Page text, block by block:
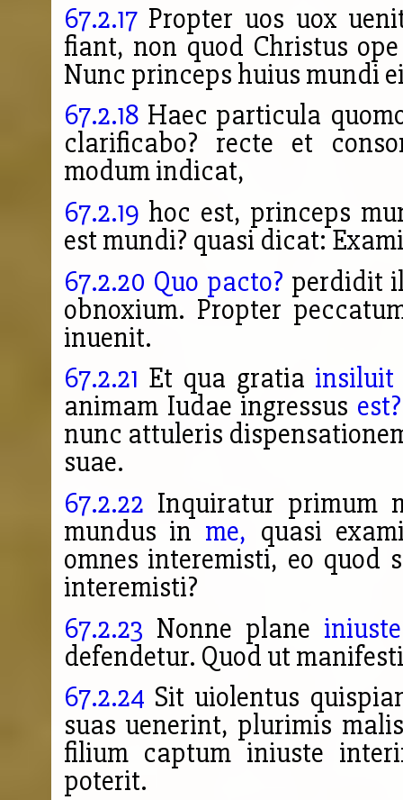
67.2.17Propter uos uox
fiant, non quod Christus
Nunc princeps huius mundi
67.2.18 Haec particula
clarificabo? recte et
modum indicat,
67.2.19 hoc est, princeps
est mundi? quasi dicat:
67.2.20 Quo pacto? perdidit
obnoxium. Propter
inuenit.
67.2.21 Et qua gratia insiluit
animam Iudae ingressus est?
nunc attuleris
suae.
67.2.22 Inquiratur primum
mundus in me, quasi
omnes interemisti, eo
interemisti?
67.2.23 Nonne plane
defendetur. Quod ut
67.2.24 Sit uiolentus
suas uenerint, plurimis
filium captum iniuste
poterit.